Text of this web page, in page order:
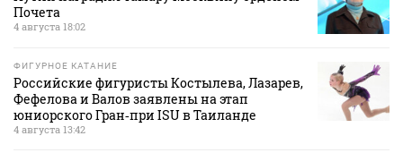
Почета
4 августа 18:02
ФИГУРНОЕ КАТАНИЕ
Российские фигуристы Костылева, Лазарев,
Фефелова и Валов заявлены на этап
юниорского Гран‑при ISU в Таиланде
4 августа 13:42